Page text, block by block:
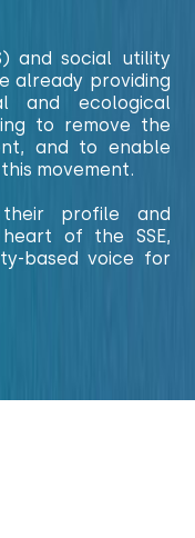
and social utility
already providing
and ecological
to remove the
and to enable
movement.
profile and
of the SSE,
based voice for
sur le lien
page.